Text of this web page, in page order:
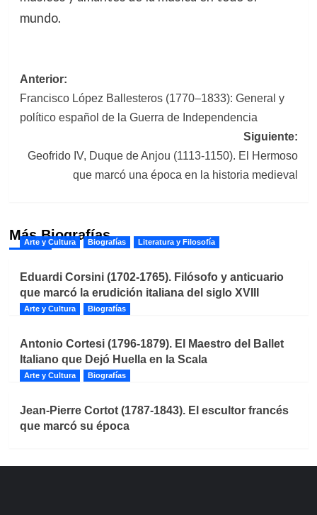
mundo.
Navegación
de
entradas
Anterior:
Francisco López Ballesteros (1770–1833): General y
político español de la Guerra de Independencia
Siguiente:
Geofrido IV, Duque de Anjou (1113-1150). El Hermoso
que marcó una época en la historia medieval
Más Biografías
Arte y Cultura Biografías Literatura y Filosofía
Eduardi Corsini (1702-1765). Filósofo y anticuario
que marcó la erudición italiana del siglo XVIII
Arte y Cultura Biografías
Antonio Cortesi (1796-1879). El Maestro del Ballet
Italiano que Dejó Huella en la Scala
Arte y Cultura Biografías
Jean-Pierre Cortot (1787-1843). El escultor francés
que marcó su época